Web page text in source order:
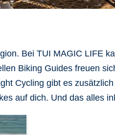
. Bei TUI MAGIC LIFE
Biking Guides freuen
Cycling gibt es
auf dich. Und dasalles